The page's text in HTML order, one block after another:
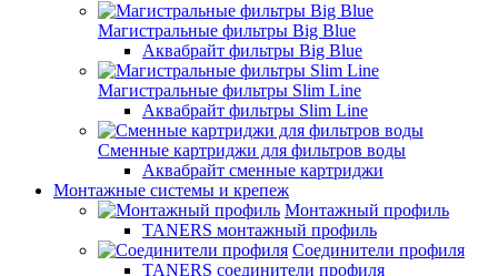
Магистральные фильтры Big Blue
Аквабрайт фильтры Big Blue
Магистральные фильтры Slim Line
Аквабрайт фильтры Slim Line
Сменные картриджи для фильтров воды
Аквабрайт сменные картриджи
Монтажные системы и крепеж
Монтажный профиль
TANERS монтажный профиль
Соединители профиля
TANERS соединители профиля